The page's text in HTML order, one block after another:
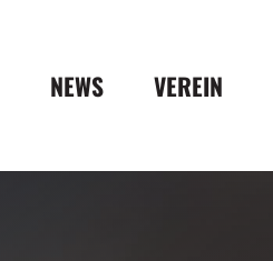
NEWS VEREIN